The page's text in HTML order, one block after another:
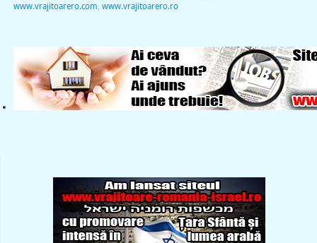
www.vrajitoarero.com, www.vrajitoarero.ro